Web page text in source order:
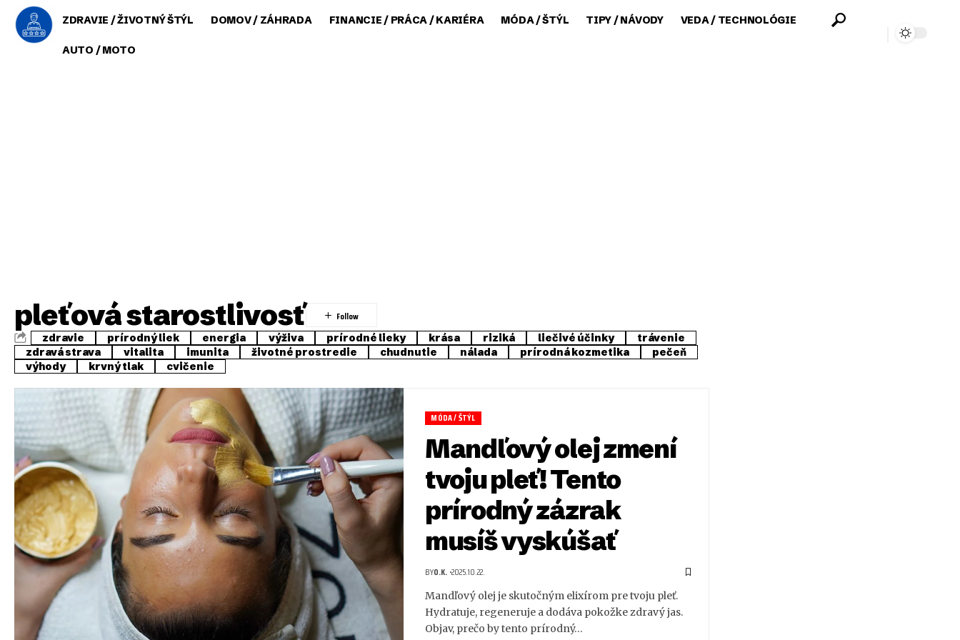
ZDRAVIE / ŽIVOTNÝ ŠTÝL DOMOV / ZÁHRADA FINANCIE / PRÁCA / KARIÉRA MÓDA / ŠTÝL TIPY / NÁVODY VEDA / TECHNOLÓGIE
AUTO / MOTO
pleťová starostlivosť
zdravie prírodný liek energia výživa prírodné lieky krása riziká liečivé účinky
trávenie
zdravá strava
vitalita imunita životné prostredie chudnutie nálada prírodná kozmetika
pečeň
výhody
krvný tlak cvičenie
MÓDA / ŠTÝL
Mandľový olej zmení
tvoju pleť! Tento
prírodný zázrak
musíš vyskúšať
BYO.K. 2025.10.22.
Mandľový olej je skutočným elixírom pre tvoju pleť.
Hydratuje, regeneruje a dodáva pokožke zdravý jas.
Objav, prečo by tento prírodný…